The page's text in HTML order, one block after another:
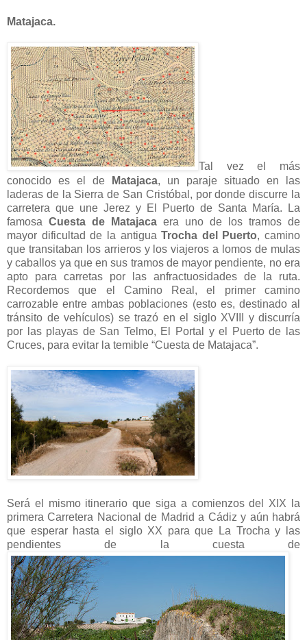
Matajaca.
Tal vez el más
conocido es el de
Matajaca, un paraje situado en las
laderas de la Sierra de San Cristóbal, por donde discurre la
carretera que une Jerez y El Puerto de Santa María. La
famosa Cuesta de Matajaca era uno de los tramos de
mayor dificultad de la antiguaTrocha del Puerto, camino
que transitaban los arrieros y los viajeros a lomos de mulas
y caballos ya que en sus tramos de mayor pendiente, no era
apto para carretas por las anfractuosidades de la ruta.
Recordemos que el Camino Real, el primer camino
carrozable entre ambas poblaciones (esto es, destinado al
tránsito de vehículos) se trazó en el siglo XVIII y discurría
por las playas de San Telmo, El Portal y el Puerto de las
Cruces, para evitar la temible “Cuesta de Matajaca”.
Será el mismo itinerario que siga a comienzos del XIX la
primera Carretera Nacional de Madrid a Cádiz y aún habrá
que esperar hasta el siglo XX para que La Trocha y las
pendientes de la cuesta de